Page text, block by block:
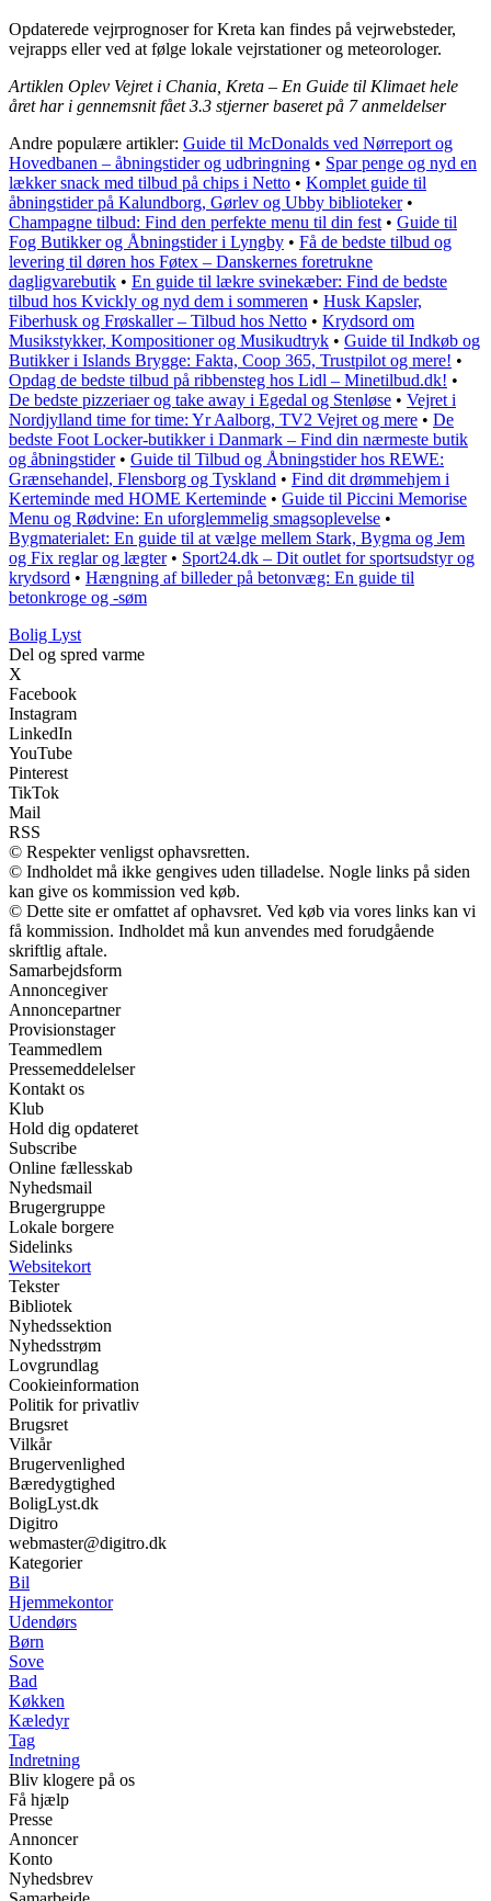
Opdaterede vejrprognoser for Kreta kan findes på vejrwebsteder,
vejrapps eller ved at følge lokale vejrstationer og meteorologer.
Artiklen Oplev Vejret i Chania, Kreta – En Guide til Klimaet hele
året har i gennemsnit fået3.3 stjerner baseret på 7anmeldelser
Andre populære artikler: Guide til McDonalds ved Nørreport og
Hovedbanen – åbningstider og udbringning • Spar penge og nyd en
lækker snack med tilbud på chips i Netto • Komplet guide til
åbningstider på Kalundborg, Gørlev og Ubby biblioteker•
Champagne tilbud: Find den perfekte menu til din fest • Guide til
Fog Butikker og Åbningstider i Lyngby • Få de bedste tilbud og
levering til døren hos Føtex – Danskernes foretrukne
dagligvarebutik • En guide til lækre svinekæber: Find de bedste
tilbud hos Kvickly og nyd dem i sommeren • Husk Kapsler,
Fiberhusk og Frøskaller – Tilbud hos Netto • Krydsord om
Musikstykker, Kompositioner og Musikudtryk • Guide til Indkøb og
Butikker i Islands Brygge: Fakta, Coop 365, Trustpilot og mere! •
Opdag de bedste tilbud på ribbensteg hos Lidl – Minetilbud.dk! •
De bedste pizzeriaer og take away i Egedal og Stenløse • Vejret i
Nordjylland time for time: Yr Aalborg, TV2 Vejret og mere • De
bedste Foot Locker-butikker i Danmark – Find din nærmeste butik
og åbningstider• Guide til Tilbud og Åbningstider hos REWE:
Grænsehandel, Flensborg og Tyskland • Find dit drømmehjem i
Kerteminde med HOME Kerteminde • Guide til Piccini Memorise
Menu og Rødvine: En uforglemmelig smagsoplevelse •
Bygmaterialet: En guide til at vælge mellem Stark, Bygma og Jem
og Fix reglar og lægter• Sport24.dk – Dit outlet for sportsudstyr og
krydsord • Hængning af billeder på betonvæg: En guide til
betonkroge og -søm
Bolig Lyst
Del og spred varme
X
Facebook
Instagram
LinkedIn
YouTube
Pinterest
TikTok
Mail
RSS
© Respekter venligst ophavsretten.
© Indholdet må ikke gengives uden tilladelse. Nogle links på siden
kan give os kommission ved køb.
© Dette site er omfattet af ophavsret. Ved køb via vores links kan vi
få kommission. Indholdet må kun anvendes med forudgående
skriftlig aftale.
Samarbejdsform
Annoncegiver
Annoncepartner
Provisionstager
Teammedlem
Pressemeddelelser
Kontakt os
Klub
Hold dig opdateret
Subscribe
Online fællesskab
Nyhedsmail
Brugergruppe
Lokale borgere
Sidelinks
Websitekort
Tekster
Bibliotek
Nyhedssektion
Nyhedsstrøm
Lovgrundlag
Cookieinformation
Politik for privatliv
Brugsret
Vilkår
Brugervenlighed
Bæredygtighed
BoligLyst.dk
Digitro
webmaster@digitro.dk
Kategorier
Bil
Hjemmekontor
Udendørs
Børn
Sove
Bad
Køkken
Kæledyr
Tag
Indretning
Bliv klogere på os
Få hjælp
Presse
Annoncer
Konto
Nyhedsbrev